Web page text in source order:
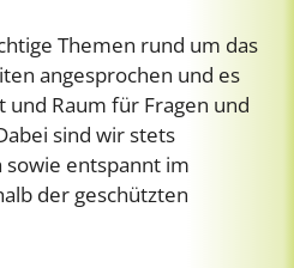
Themen rund um das
angesprochen und es
Raum für Fragen und
sind wir stets
entspannt im
der geschützten